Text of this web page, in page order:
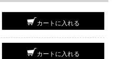
カートに入れる
カートに入れる